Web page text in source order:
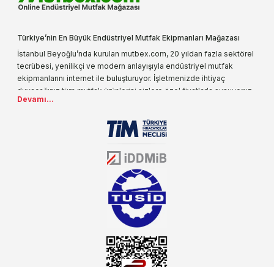
Türkiye’nin En Büyük Endüstriyel Mutfak Ekipmanları Mağazası
İstanbul Beyoğlu’nda kurulan mutbex.com, 20 yıldan fazla sektörel
tecrübesi, yenilikçi ve modern anlayışıyla endüstriyel mutfak
ekipmanlarını internet ile buluşturuyor. İşletmenizde ihtiyaç
duyacağınız tüm mutfak ürünlerini sizlere özel fiyatlarla sunuyoruz.
Endüstriyel mutfak malzemesi deyince akla gelen ilk adreslerden
sektörün farklı alanlarında da faliyet gösteren mutbex.com,
Öztiryakiler resmi bayisidir. Öztiryakiler ürünleri üzerinde büyük bir
donanıma sahip ekibi ile müşterilerine koşulsuz destek sunan
mutbex.com ile endüstriyel mutfak malzemeleri konusunda
alacağınız hizmet standartların her zaman üstünde olacaktır.
Devamı...